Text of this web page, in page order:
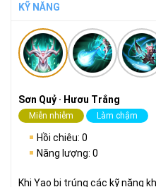
KỸ NĂNG
Sơn Quỷ · Hươu Trắng
Miễn nhiễm Làm chậm
Hồi chiêu: 0
Năng lượng: 0
Khi Yao bị trúng các kỹ năng